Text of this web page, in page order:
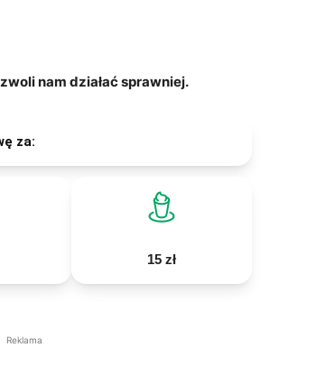
nam działać sprawniej.
za:
15 zł
Reklama